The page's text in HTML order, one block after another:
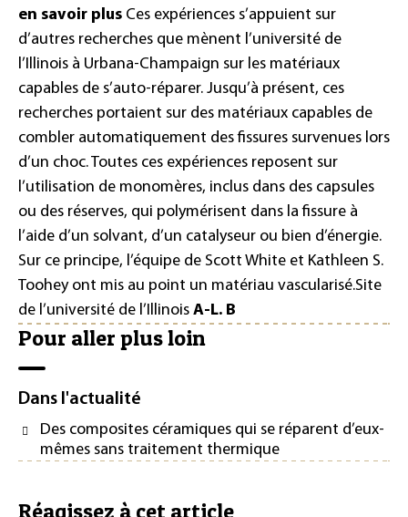
en savoir plus Ces expériences s’appuient sur
d’autres recherches que mènent l’université de
l’Illinois à Urbana-Champaign sur les matériaux
capables de s’auto-réparer. Jusqu’à présent, ces
recherches portaient sur des matériaux capables de
combler automatiquement des fissures survenues lors
d’un choc. Toutes ces expériences reposent sur
l’utilisation de monomères, inclus dans des capsules
ou des réserves, qui polymérisent dans la fissure à
l’aide d’un solvant, d’un catalyseur ou bien d’énergie.
Sur ce principe, l’équipe de Scott White et Kathleen S.
Toohey ont mis au point un matériau vascularisé.Site
de l’université de l’Illinois A-L. B
Pour aller plus loin
Dans l'actualité
Des composites céramiques qui se réparent d’eux-
mêmes sans traitement thermique
Réagissez à cet article